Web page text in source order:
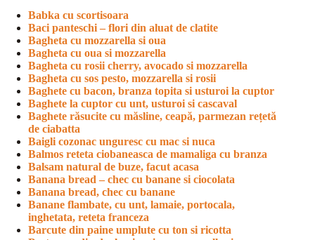
Babka cu scortisoara
Baci panteschi – flori din aluat de clatite
Bagheta cu mozzarella si oua
Bagheta cu oua si mozzarella
Bagheta cu rosii cherry, avocado si mozzarella
Bagheta cu sos pesto, mozzarella si rosii
Baghete cu bacon, branza topita si usturoi la cuptor
Baghete la cuptor cu unt, usturoi si cascaval
Baghete răsucite cu măsline, ceapă, parmezan rețetă
de ciabatta
Baigli cozonac unguresc cu mac si nuca
Balmos reteta ciobaneasca de mamaliga cu branza
Balsam natural de buze, facut acasa
Banana bread – chec cu banane si ciocolata
Banana bread, chec cu banane
Banane flambate, cu unt, lamaie, portocala,
inghetata, reteta franceza
Barcute din paine umplute cu ton si ricotta